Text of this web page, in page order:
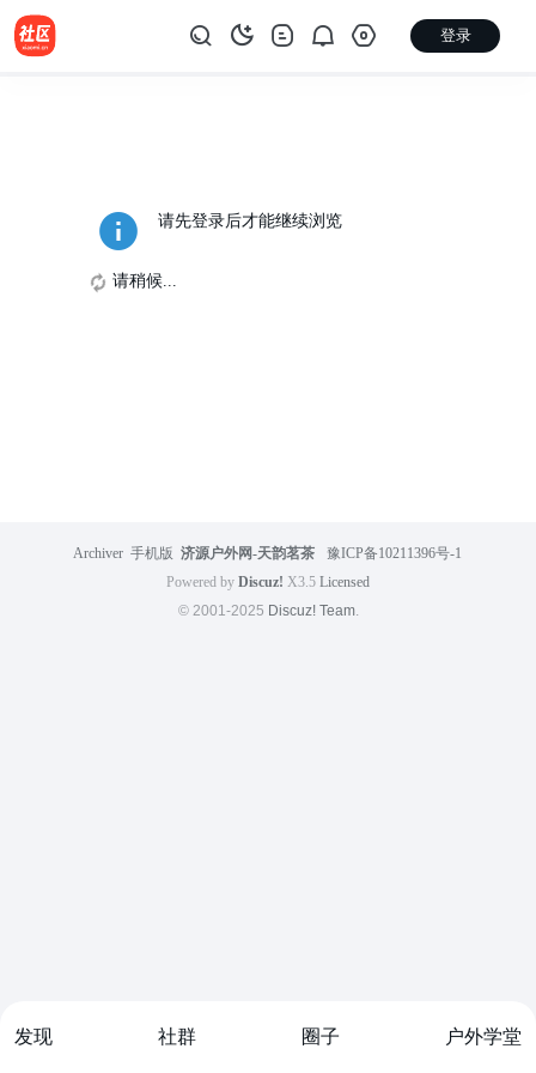
发现 社群 圈子 户外学堂
登录
请先登录后才能继续浏览
请稍候...
Archiver 手机版 济源户外网-天韵茗茶
豫ICP备10211396号-1
Powered by Discuz! X3.5 Licensed
© 2001-2025 Discuz! Team.